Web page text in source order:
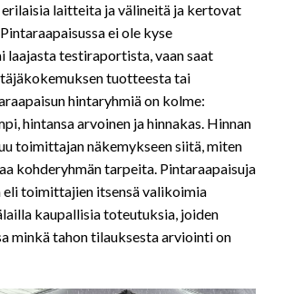
laitteita ja välineitä ja kertovat
ei ole kyse
laajasta testiraportista, vaan saat
tuotteesta tai
hintaryhmiä on kolme:
hintansa arvoinen ja hinnakas. Hinnan
toimittajan näkemykseen siitä, miten
kohderyhmän tarpeita. Pintaraapaisuja
eli toimittajien itsensä valikoimia
kaupallisia toteutuksia, joiden
minkä tahon tilauksesta arviointi on